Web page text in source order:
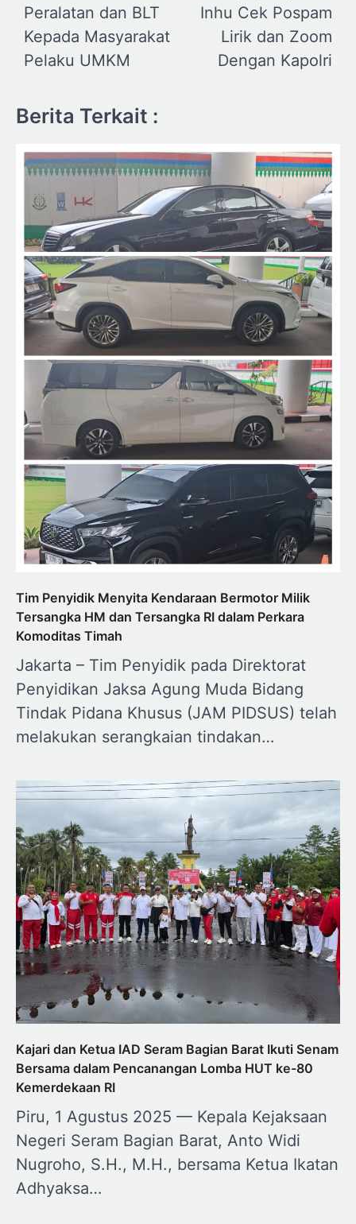
Peralatan dan BLT
Kepada Masyarakat
Pelaku UMKM
Inhu Cek Pospam
Lirik dan Zoom
Dengan Kapolri
Berita Terkait :
Tim Penyidik Menyita Kendaraan Bermotor Milik
Tersangka HM dan Tersangka RI dalam Perkara
Komoditas Timah
Jakarta – Tim Penyidik pada Direktorat
Penyidikan Jaksa Agung Muda Bidang
Tindak Pidana Khusus (JAM PIDSUS) telah
melakukan serangkaian tindakan…
Kajari dan Ketua IAD Seram Bagian Barat Ikuti Senam
Bersama dalam Pencanangan Lomba HUT ke-80
Kemerdekaan RI
Piru, 1 Agustus 2025 — Kepala Kejaksaan
Negeri Seram Bagian Barat, Anto Widi
Nugroho, S.H., M.H., bersama Ketua Ikatan
Adhyaksa…